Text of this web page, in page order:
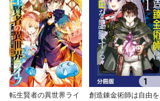
転生賢者の異世界ライ
創造錬金術師は自由を